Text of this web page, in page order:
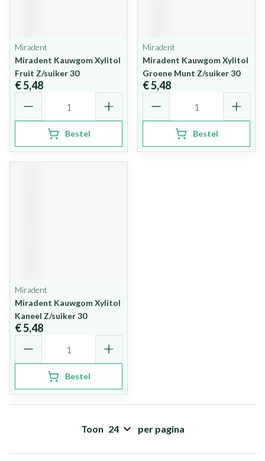
Miradent
Miradent Kauwgom Xylitol
Fruit Z/suiker 30
€ 5,48
Bestel
Miradent
Miradent Kauwgom Xylitol
Groene Munt Z/suiker 30
€ 5,48
Bestel
Miradent
Miradent Kauwgom Xylitol
Kaneel Z/suiker 30
€ 5,48
Bestel
Toon per pagina